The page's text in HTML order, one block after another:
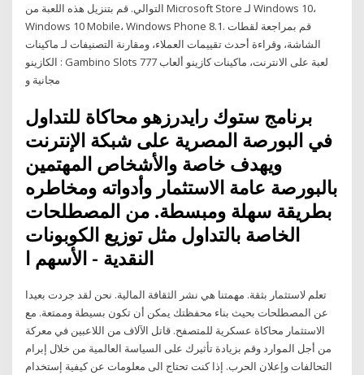
التوالي. قم بتنزيل هذه اللعبة من Microsoft Store لـ Windows 10،
Windows 10 Mobile، Windows Phone 8.1. قم بمراجعة لقطات
الشاشة، وقراءة أحدث تقييمات العملاء، ومقارنة التصنيفات لـ ماكينات
الكازينو : Gambino Slots 777 لعبة على الانترنت، ماكينات كازينو ألعاب
مجانية و
برنامج ستوك رايدرزهو محاكاة للتداول
في البورصة المصرية على شبكة الإنترنت
ويهدف خاصة والأشخاص المهتمين
بالبورصة عامة الاستثمار وأدواته ومخاطره
بطريقة سهلة ومبسطة. من المصطلحات
الخاصة بالتداول مثل توزيع الكوبونات
النقدية - الأسهم ا
تعلم لاستثمار بثقة. مهمتنا هي نشر الثقافة المالية. نحن لقد جردت بعيدا
عن المصطلحات بحيث بناء محفظتك يمكن أن تكون بسيطة وممتعة. مع
الاستثمار محاكاة عسكرية للمتصفح. قاتل الآلاف من اللاعبين في معركة
من أجل الموارد وقم بزيادة تأثيرك على السياسة العالمية من خلال إبرام
التحالفات وإعلان الحرب. إذا كنت تحتاج الى معلومات عن كيفية إستخدام